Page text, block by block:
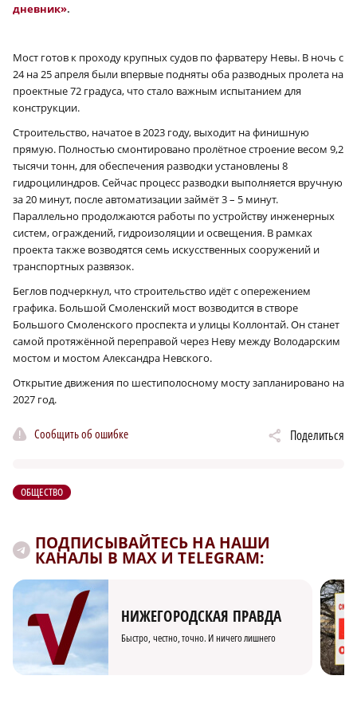
дневник».
Мост готов к проходу крупных судов по фарватеру Невы. В ночь с
24 на 25 апреля были впервые подняты оба разводных пролета на
проектные 72 градуса, что стало важным испытанием для
конструкции.
Строительство, начатое в 2023 году, выходит на финишную
прямую. Полностью смонтировано пролётное строение весом 9,2
тысячи тонн, для обеспечения разводки установлены 8
гидроцилиндров. Сейчас процесс разводки выполняется вручную
за 20 минут, после автоматизации займёт 3 – 5 минут.
Параллельно продолжаются работы по устройству инженерных
систем, ограждений, гидроизоляции и освещения. В рамках
проекта также возводятся семь искусственных сооружений и
транспортных развязок.
Беглов подчеркнул, что строительство идёт с опережением
графика. Большой Смоленский мост возводится в створе
Большого Смоленского проспекта и улицы Коллонтай. Он станет
самой протяжённой переправой через Неву между Володарским
мостом и мостом Александра Невского.
Открытие движения по шестиполосному мосту запланировано на
2027 год.
Сообщить об ошибке Поделиться
ОБЩЕСТВО
ПОДПИСЫВАЙТЕСЬ НА НАШИ
КАНАЛЫ В MAX И TELEGRAM:
НИЖЕГОРОДСКАЯ ПРАВДА
Быстро, честно, точно. И ничего лишнего